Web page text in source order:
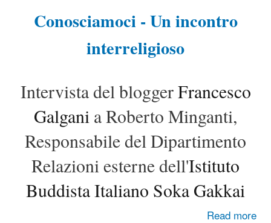
Conosciamoci - Un incontro
interreligioso
Intervista del bloggerFrancesco
Galgani a Roberto Minganti,
Responsabile del Dipartimento
Relazioni esterne dell'Istituto
Buddista Italiano Soka Gakkai
Read more
about Conosciamoci - Intervista all'Istituto Buddista Italiano